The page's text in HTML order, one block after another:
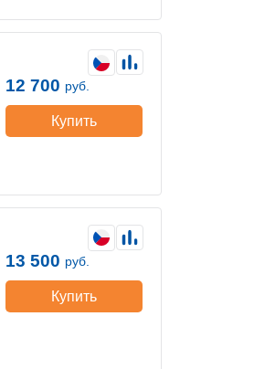
12 700 руб.
Купить
13 500 руб.
Купить